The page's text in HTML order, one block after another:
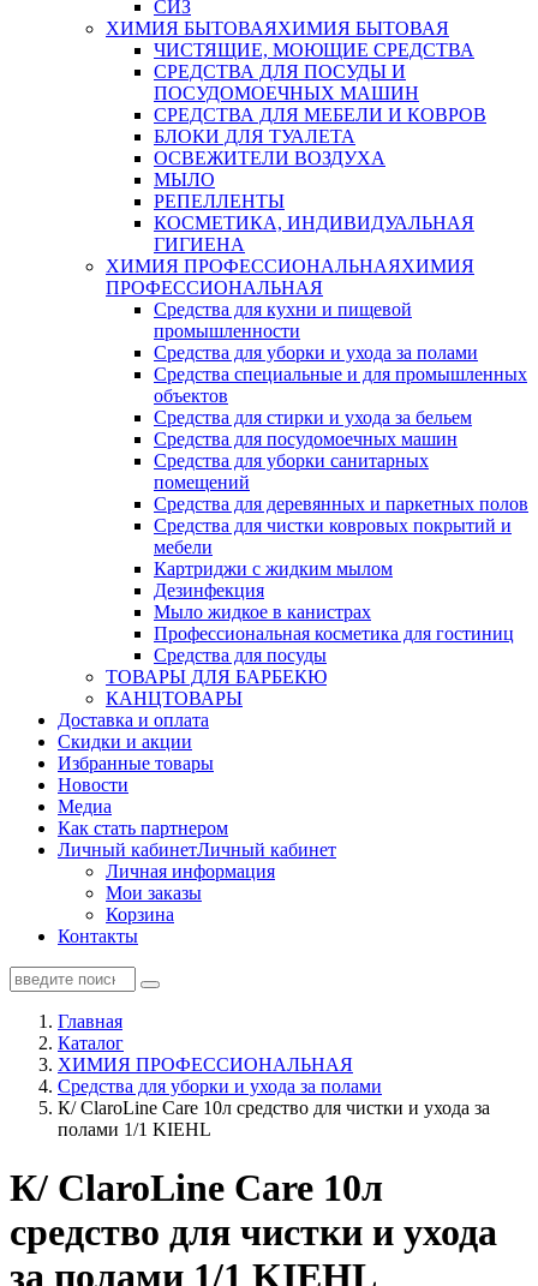
СИЗ
ХИМИЯ БЫТОВАЯХИМИЯ БЫТОВАЯ
ЧИСТЯЩИЕ, МОЮЩИЕ СРЕДСТВА
СРЕДСТВА ДЛЯ ПОСУДЫ И
ПОСУДОМОЕЧНЫХ МАШИН
СРЕДСТВА ДЛЯ МЕБЕЛИ И КОВРОВ
БЛОКИ ДЛЯ ТУАЛЕТА
ОСВЕЖИТЕЛИ ВОЗДУХА
МЫЛО
РЕПЕЛЛЕНТЫ
КОСМЕТИКА, ИНДИВИДУАЛЬНАЯ
ГИГИЕНА
ХИМИЯ ПРОФЕССИОНАЛЬНАЯХИМИЯ
ПРОФЕССИОНАЛЬНАЯ
Средства для кухни и пищевой
промышленности
Средства для уборки и ухода за полами
Средства специальные и для промышленных
объектов
Средства для стирки и ухода за бельем
Средства для посудомоечных машин
Средства для уборки санитарных
помещений
Средства для деревянных и паркетных полов
Средства для чистки ковровых покрытий и
мебели
Картриджи с жидким мылом
Дезинфекция
Мыло жидкое в канистрах
Профессиональная косметика для гостиниц
Средства для посуды
ТОВАРЫ ДЛЯ БАРБЕКЮ
КАНЦТОВАРЫ
Доставка и оплата
Скидки и акции
Избранные товары
Новости
Медиа
Как стать партнером
Личный кабинетЛичный кабинет
Личная информация
Мои заказы
Корзина
Контакты
Главная
Каталог
ХИМИЯ ПРОФЕССИОНАЛЬНАЯ
Средства для уборки и ухода за полами
К/ ClaroLine Care 10л средство для чистки и ухода за
полами 1/1 KIEHL
К/ ClaroLine Care 10л
средство для чистки и ухода
за полами 1/1 KIEHL